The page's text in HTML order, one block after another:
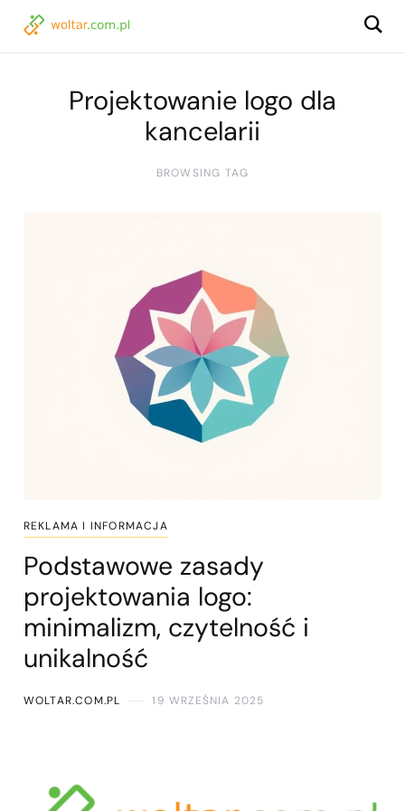
Projektowanie logo dla
kancelarii
BROWSING TAG
REKLAMA I INFORMACJA
Podstawowe zasady
projektowania logo:
minimalizm, czytelność i
unikalność
WOLTAR.COM.PL 19 WRZEŚNIA 2025